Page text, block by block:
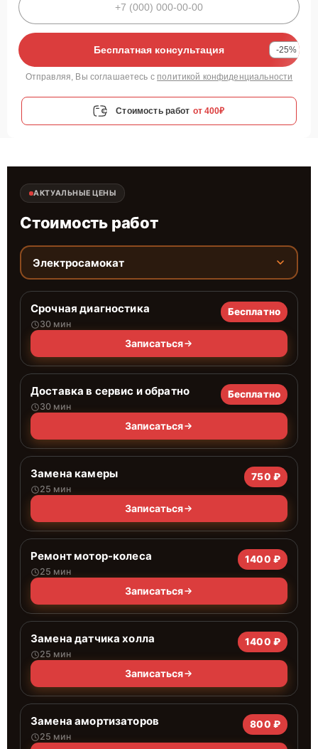
Бесплатная консультация -25%
Отправляя, Вы соглашаетесь с политикой конфиденциальности
Стоимость работ от 400₽
АКТУАЛЬНЫЕ ЦЕНЫ
Стоимость работ
Электросамокат
Срочная диагностика
30 мин
Бесплатно
Записаться
Доставка в сервис и обратно
30 мин
Бесплатно
Записаться
Замена камеры
25 мин
750 ₽
Записаться
Ремонт мотор-колеса
25 мин
1400 ₽
Записаться
Замена датчика холла
25 мин
1400 ₽
Записаться
Замена амортизаторов
25 мин
800 ₽